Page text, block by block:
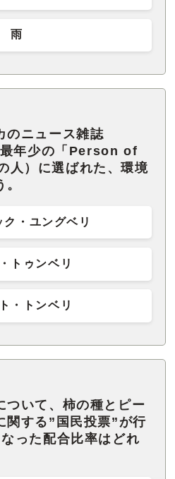
雨
のニュース雑誌
最年少の「Person of
人）に選ばれた、環境
ク・ユングベリ
トゥンベリ
・トンベリ
ついて、柿の種とピー
関する”国民投票”が行
った配合比率はどれ